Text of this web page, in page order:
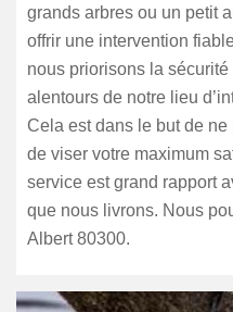
grands arbres ou un petit
offrir une intervention
nous priorisons la
alentours de notre lieu
Cela est dans le but de
de viser votre maximum
service est grand rapport
que nous livrons. Nous
Albert 80300.